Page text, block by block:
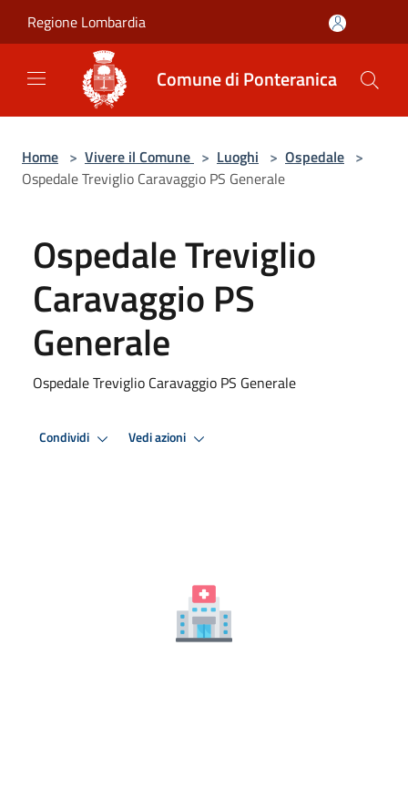
Regione Lombardia
Comune di Ponteranica
Home > Vivere il Comune > Luoghi > Ospedale >
Ospedale Treviglio Caravaggio PS Generale
Ospedale Treviglio
Caravaggio PS
Generale
Ospedale Treviglio Caravaggio PS Generale
Condividi Vedi azioni